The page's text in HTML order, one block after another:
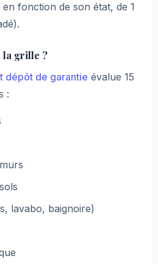
fonction de son état, de 1
la grille ?
dépôt de garantie évalue 15
:
lavabo, baignoire)